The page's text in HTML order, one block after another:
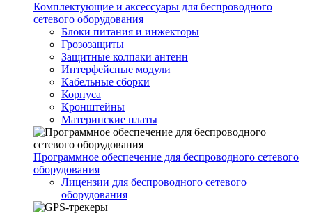
Комплектующие и аксессуары для беспроводного
сетевого оборудования
Блоки питания и инжекторы
Грозозащиты
Защитные колпаки антенн
Интерфейсные модули
Кабельные сборки
Корпуса
Кронштейны
Материнские платы
Программное обеспечение для беспроводного сетевого
оборудования
Лицензии для беспроводного сетевого
оборудования